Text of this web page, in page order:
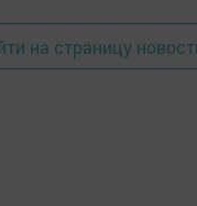
на страницу